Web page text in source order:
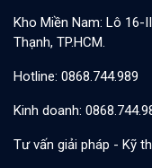
Kho Miền Nam: Lô 16-
Thạnh, TP.HCM.
Hotline: 0868.744.989
Kinh doanh:
Tư vấn giải pháp - Kỹ